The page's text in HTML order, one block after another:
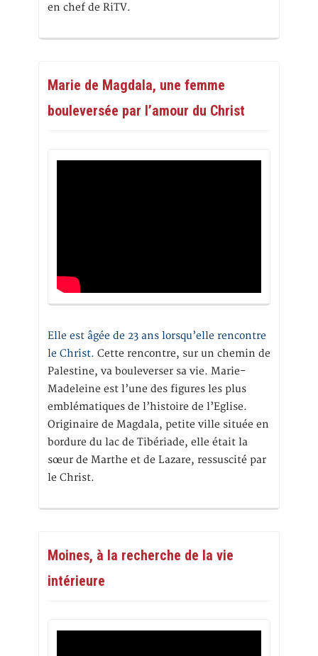
en chef de RiTV.
Marie de Magdala, une femme
bouleversée par l’amour du Christ
Elle est âgée de 23 ans lorsqu’elle rencontre
le Christ. Cette rencontre, sur un chemin de
Palestine, va bouleverser sa vie. Marie-
Madeleine est l’une des figures les plus
emblématiques de l’histoire de l’Eglise.
Originaire de Magdala, petite ville située en
bordure du lac de Tibériade, elle était la
sœur de Marthe et de Lazare, ressuscité par
le Christ.
Moines, à la recherche de la vie
intérieure